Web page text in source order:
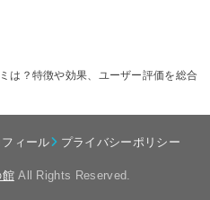
は？特徴や効果、ユーザー評価を総合
フィール プライバシーポリシー
館All Rights Reserved.